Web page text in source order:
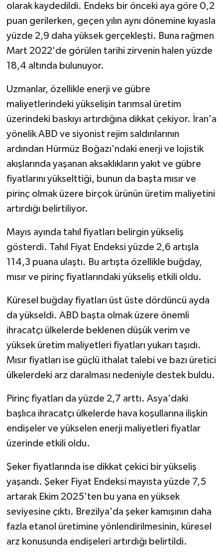
olarak kaydedildi. Endeks bir önceki aya göre 0,2
puan gerilerken, geçen yılın aynı dönemine kıyasla
yüzde 2,9 daha yüksek gerçekleşti. Buna rağmen
Mart 2022'de görülen tarihi zirvenin halen yüzde
18,4 altında bulunuyor.
Uzmanlar, özellikle enerji ve gübre
maliyetlerindeki yükselişin tarımsal üretim
üzerindeki baskıyı artırdığına dikkat çekiyor. İran'a
yönelik ABD ve siyonist rejim saldırılarının
ardından Hürmüz Boğazı'ndaki enerji ve lojistik
akışlarında yaşanan aksaklıkların yakıt ve gübre
fiyatlarını yükselttiği, bunun da başta mısır ve
pirinç olmak üzere birçok ürünün üretim maliyetini
artırdığı belirtiliyor.
Mayıs ayında tahıl fiyatları belirgin yükseliş
gösterdi. Tahıl Fiyat Endeksi yüzde 2,6 artışla
114,3 puana ulaştı. Bu artışta özellikle buğday,
mısır ve pirinç fiyatlarındaki yükseliş etkili oldu.
Küresel buğday fiyatları üst üste dördüncü ayda
da yükseldi. ABD başta olmak üzere önemli
ihracatçı ülkelerde beklenen düşük verim ve
yüksek üretim maliyetleri fiyatları yukarı taşıdı.
Mısır fiyatları ise güçlü ithalat talebi ve bazı üretici
ülkelerdeki arz daralması nedeniyle destek buldu.
Pirinç fiyatları da yüzde 2,7 arttı. Asya'daki
başlıca ihracatçı ülkelerde hava koşullarına ilişkin
endişeler ve yükselen enerji maliyetleri fiyatlar
üzerinde etkili oldu.
Şeker fiyatlarında ise dikkat çekici bir yükseliş
yaşandı. Şeker Fiyat Endeksi mayısta yüzde 7,5
artarak Ekim 2025'ten bu yana en yüksek
seviyesine çıktı. Brezilya'da şeker kamışının daha
fazla etanol üretimine yönlendirilmesinin, küresel
arz konusunda endişeleri artırdığı belirtildi.